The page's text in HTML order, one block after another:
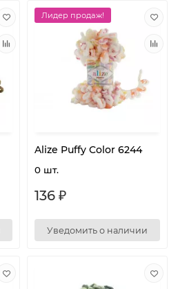
Лидер продаж!
Alize Puffy Color 6244
0 шт.
136 ₽
Уведомить о наличии